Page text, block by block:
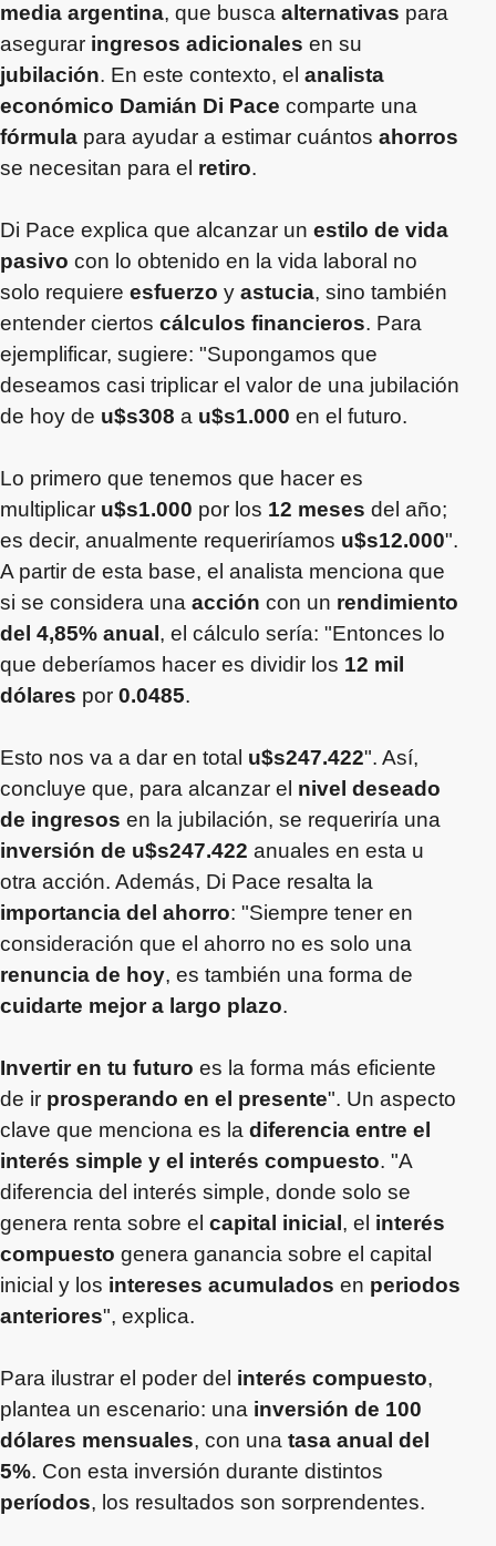
media argentina, que busca alternativas para
asegurar ingresos adicionales en su
jubilación. En este contexto, el analista
económico Damián Di Pace comparte una
fórmula para ayudar a estimar cuántos ahorros
se necesitan para el retiro.
Di Pace explica que alcanzar un estilo de vida
pasivo con lo obtenido en la vida laboral no
solo requiere esfuerzo y astucia, sino también
entender ciertos cálculos financieros. Para
ejemplificar, sugiere: "Supongamos que
deseamos casi triplicar el valor de una jubilación
de hoy de u$s308 a u$s1.000 en el futuro.
Lo primero que tenemos que hacer es
multiplicar u$s1.000 por los 12 meses del año;
es decir, anualmente requeriríamos u$s12.000".
A partir de esta base, el analista menciona que
si se considera una acción con un rendimiento
del 4,85% anual , el cálculo sería: "Entonces lo
que deberíamos hacer es dividir los 12 mil
dólares por 0.0485.
Esto nos va a dar en total u$s247.422". Así,
concluye que, para alcanzar el nivel deseado
de ingresos en la jubilación, se requeriría una
inversión de u$s247.422 anuales en esta u
otra acción. Además, Di Pace resalta la
importancia del ahorro: "Siempre tener en
consideración que el ahorro no es solo una
renuncia de hoy, es también una forma de
cuidarte mejor a largo plazo.
Invertir en tu futuro es la forma más eficiente
de ir prosperando en el presente". Un aspecto
clave que menciona es la diferencia entre el
interés simple y el interés compuesto. "A
diferencia del interés simple, donde solo se
genera renta sobre el capital inicial , el interés
compuesto genera ganancia sobre el capital
inicial y los intereses acumulados en periodos
anteriores", explica.
Para ilustrar el poder del interés compuesto,
plantea un escenario: una inversión de 100
dólares mensuales, con una tasa anual del
5%. Con esta inversión durante distintos
períodos, los resultados son sorprendentes.